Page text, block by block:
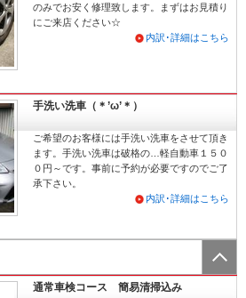
のみでお安く修理致します。まずはお見積り
にご来店ください☆
内訳･詳細はこちら
手洗い洗車（＊’ω’＊）
ご希望のお客様には手洗い洗車をさせて頂き
ます。手洗い洗車は破格の…軽自動車１５０
０円～です。事前に予約が必要ですのでご了
承下さい。
内訳･詳細はこちら
通常車検コース 簡易清掃込み